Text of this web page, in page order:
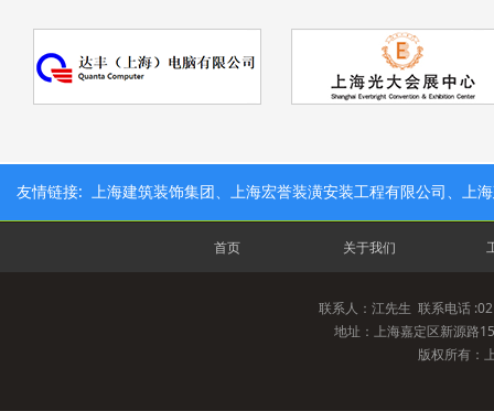
友情链接: 上海建筑装饰集团、上海宏誉装潢安装工程有限公司、上
首页 关于我们
联系人：江先生 联系电话
地址：上海嘉定区新源路
版权所有：